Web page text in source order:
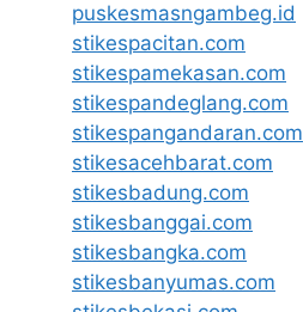
puskesmasngambeg.id
stikespacitan.com
stikespamekasan.com
stikespandeglang.com
stikespangandaran.com
stikesacehbarat.com
stikesbadung.com
stikesbanggai.com
stikesbangka.com
stikesbanyumas.com